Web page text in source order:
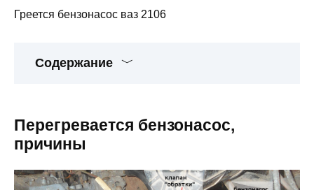
Греется бензонасос ваз 2106
Содержание
Перегревается бензонасос,
причины